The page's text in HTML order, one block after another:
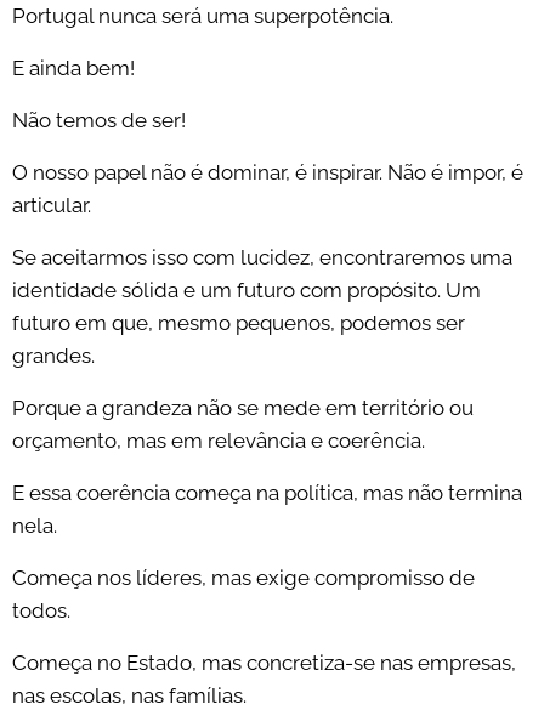
Portugal nunca será uma superpotência.
E ainda bem!
Não temos de ser!
O nosso papel não é dominar, é inspirar. Não é impor, é
articular.
Se aceitarmos isso com lucidez, encontraremos uma
identidade sólida e um futuro com propósito. Um
futuro em que, mesmo pequenos, podemos ser
grandes.
Porque a grandeza não se mede em território ou
orçamento, mas em relevância e coerência.
E essa coerência começa na política, mas não termina
nela.
Começa nos líderes, mas exige compromisso de
todos.
Começa no Estado, mas concretiza-se nas empresas,
nas escolas, nas famílias.